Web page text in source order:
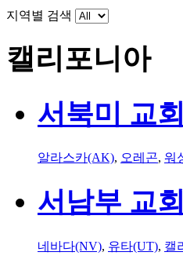
지역별 검색
캘리포니아
서북미 교회
알라스카(AK), 오레곤, 워
서남부 교회
네바다(NV), 유타(UT), 캘